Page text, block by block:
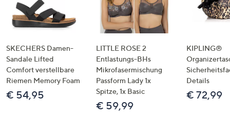
SKECHERS Damen-
Sandale Lifted
Comfort verstellbare
Riemen Memory Foam
€ 54,95
LITTLE ROSE 2
Entlastungs-BHs
Mikrofasermischung
Passform Lady 1x
Spitze, 1x Basic
€ 59,99
KIPLING®
Details
€ 72,99